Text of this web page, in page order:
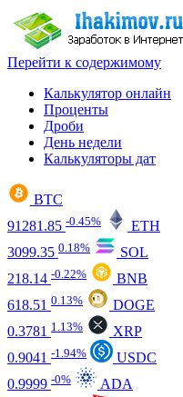
Перейти к содержимому
Калькулятор онлайн
Проценты
Дроби
День недели
Калькуляторы дат
BTC
91281.85 -0.45%
ETH
3099.35 0.18%
SOL
218.14 -0.22%
BNB
618.51 0.13%
DOGE
0.3781 1.13%
XRP
0.9041 -1.94%
USDC
0.9999 -0%
ADA